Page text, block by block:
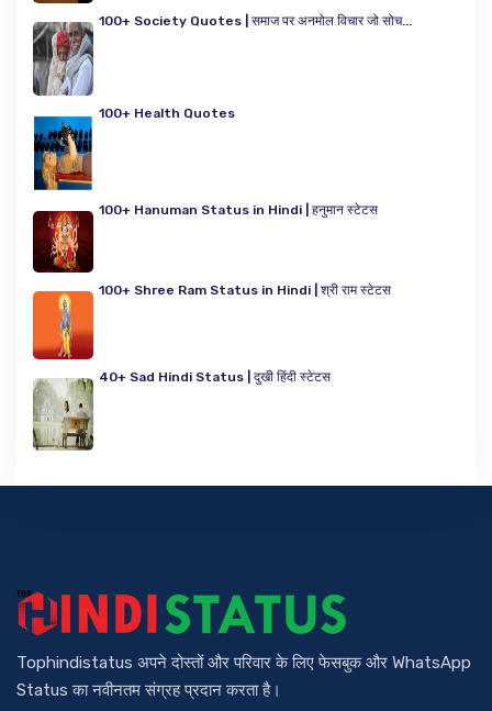
100+ Society Quotes | समाज पर अनमोल विचार जो सोच...
100+ Health Quotes
100+ Hanuman Status in Hindi | हनुमान स्टेटस
100+ Shree Ram Status in Hindi | श्री राम स्टेटस
40+ Sad Hindi Status | दुखी हिंदी स्टेटस
Tophindistatus अपने दोस्तों और परिवार के लिए फेसबुक और WhatsApp
Status का नवीनतम संग्रह प्रदान करता है।